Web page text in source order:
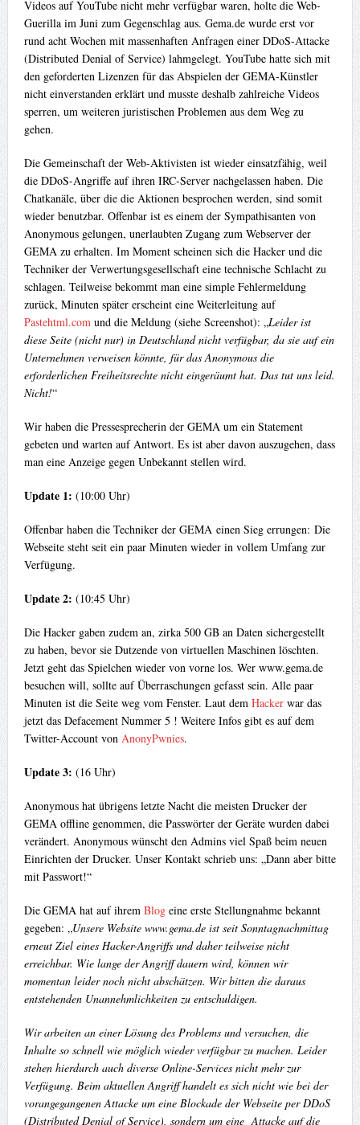
Videos auf YouTube nicht mehr verfügbar waren, holte die Web-
Guerilla im Juni zum Gegenschlag aus. Gema.de wurde erst vor
rund acht Wochen mit massenhaften Anfragen einer DDoS-Attacke
(Distributed Denial of Service) lahmgelegt. YouTube hatte sich mit
den geforderten Lizenzen für das Abspielen der GEMA-Künstler
nicht einverstanden erklärt und musste deshalb zahlreiche Videos
sperren, um weiteren juristischen Problemen aus dem Weg zu
gehen.
Die Gemeinschaft der Web-Aktivisten ist wieder einsatzfähig, weil
die DDoS-Angriffe auf ihren IRC-Server nachgelassen haben. Die
Chatkanäle, über die die Aktionen besprochen werden, sind somit
wieder benutzbar. Offenbar ist es einem der Sympathisanten von
Anonymous gelungen, unerlaubten Zugang zum Webserver der
GEMA zu erhalten. Im Moment scheinen sich die Hacker und die
Techniker der Verwertungsgesellschaft eine technische Schlacht zu
schlagen. Teilweise bekommt man eine simple Fehlermeldung
zurück, Minuten später erscheint eine Weiterleitung auf
Pastehtml.com und die Meldung (siehe Screenshot): „Leider ist
diese Seite (nicht nur) in Deutschland nicht verfügbar, da sie auf ein
Unternehmen verweisen könnte, für das Anonymous die
erforderlichen Freiheitsrechte nicht eingeräumt hat. Das tut uns leid.
Nicht!“
Wir haben die Pressesprecherin der GEMA um ein Statement
gebeten und warten auf Antwort. Es ist aber davon auszugehen, dass
man eine Anzeige gegen Unbekannt stellen wird.
Update 1: (10:00 Uhr)
Offenbar haben die Techniker der GEMA einen Sieg errungen: Die
Webseite steht seit ein paar Minuten wieder in vollem Umfang zur
Verfügung.
Update 2: (10:45 Uhr)
Die Hacker gaben zudem an, zirka 500 GB an Daten sichergestellt
zu haben, bevor sie Dutzende von virtuellen Maschinen löschten.
Jetzt geht das Spielchen wieder von vorne los. Wer www.gema.de
besuchen will, sollte auf Überraschungen gefasst sein. Alle paar
Minuten ist die Seite weg vom Fenster. Laut dem Hackerwar das
jetzt das Defacement Nummer 5 ! Weitere Infos gibt es auf dem
Twitter-Account von AnonyPwnies.
Update 3: (16 Uhr)
Anonymous hat übrigens letzte Nacht die meisten Drucker der
GEMA offline genommen, die Passwörter der Geräte wurden dabei
verändert. Anonymous wünscht den Admins viel Spaß beim neuen
Einrichten der Drucker. Unser Kontakt schrieb uns: „Dann aber bitte
mit Passwort!“
Die GEMA hat auf ihrem Blogeine erste Stellungnahme bekannt
gegeben: „Unsere Website www.gema.de ist seit Sonntagnachmittag
erneut Ziel eines Hacker-Angriffs und daher teilweise nicht
erreichbar. Wie lange der Angriff dauern wird, können wir
momentan leider noch nicht abschätzen. Wir bitten die daraus
entstehenden Unannehmlichkeiten zu entschuldigen.
Wir arbeiten an einer Lösung des Problems und versuchen, die
Inhalte so schnell wie möglich wieder verfügbar zu machen. Leider
stehen hierdurch auch diverse Online-Services nicht mehr zur
Verfügung. Beim aktuellen Angriff handelt es sich nicht wie bei der
vorangegangenen Attacke um eine Blockade der Webseite per DDoS
(Distributed Denial of Service), sondern um eine Attacke auf die